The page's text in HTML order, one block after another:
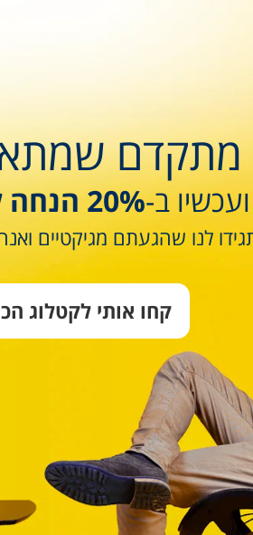
ועכשיו ב-20% הנחה
לנו שהגעתם מגיקטיים
קחו אותי לקטלוג